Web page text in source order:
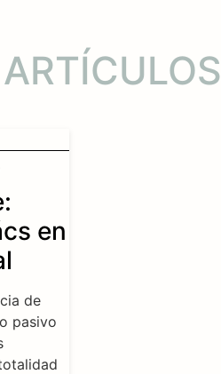
ARTÍCULOS
en
de
pasivo